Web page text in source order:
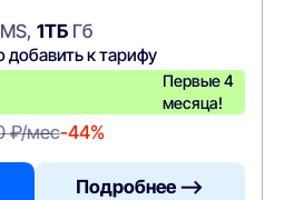
1ТБГб
к тарифу
Первые 4
месяца!
₽/мес-44%
Подробнее —>